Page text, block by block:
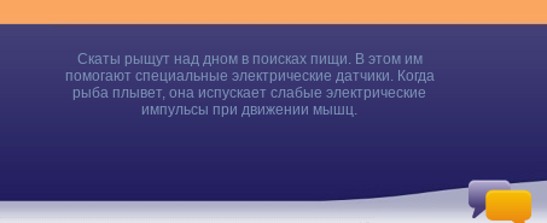
Скаты рыщут над дном в поисках пищи. В этом им
помогают специальные электрические датчики. Когда
рыба плывет, она испускает слабые электрические
импульсы при движении мышц.